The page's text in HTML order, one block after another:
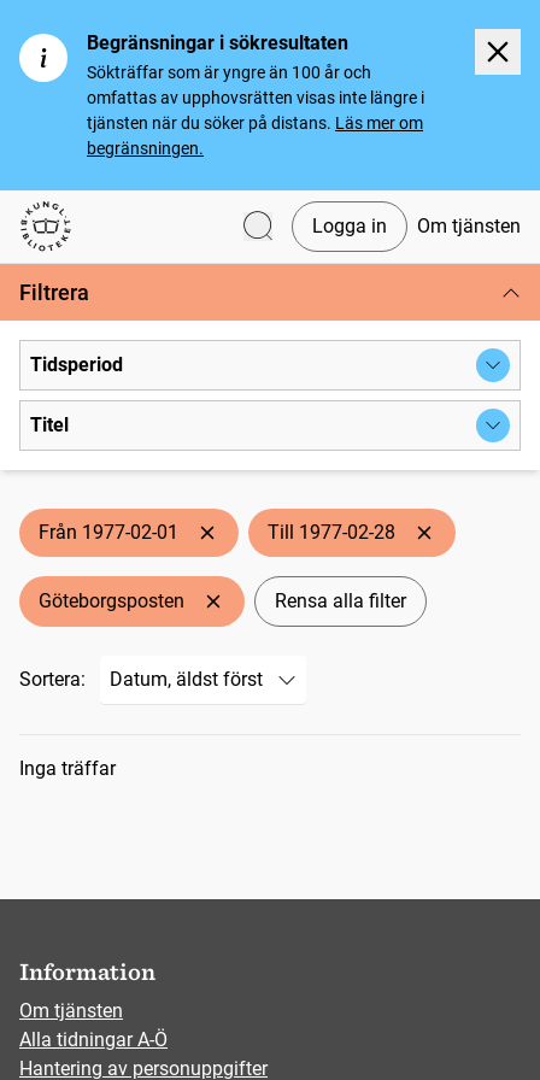
Begränsningar i sökresultaten
Sökträffar som är yngre än 100 år och
omfattas av upphovsrätten visas inte längre i
tjänsten när du söker på distans. Läs mer om
begränsningen.
Svenska tidningar
Logga in Om tjänsten
Filtrera
Tidsperiod
Titel
Från 1977-02-01 Till 1977-02-28
Göteborgsposten Rensa alla filter
Sortera:
Sökresultat
Inga träffar
Information
Om tjänsten
Alla tidningar A-Ö
Hantering av personuppgifter